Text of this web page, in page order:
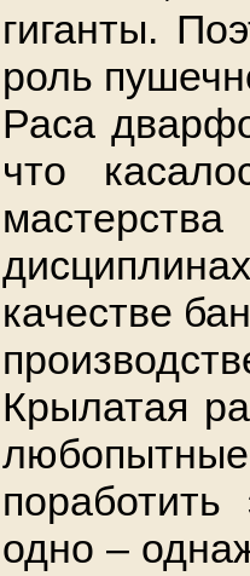
гиганты.
роль
Раса
что
качестве
Крылатая
одно –